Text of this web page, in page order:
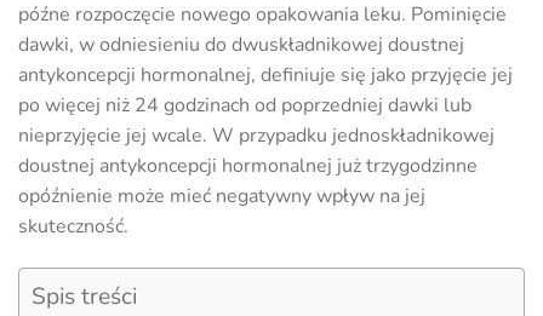
późne rozpoczęcie nowego opakowania leku. Pominięcie
dawki, w odniesieniu do dwuskładnikowej doustnej
antykoncepcji hormonalnej, definiuje się jako przyjęcie jej
po więcej niż 24 godzinach od poprzedniej dawki lub
nieprzyjęcie jej wcale. W przypadku jednoskładnikowej
doustnej antykoncepcji hormonalnej już trzygodzinne
opóźnienie może mieć negatywny wpływ na jej
skuteczność.
Spis treści